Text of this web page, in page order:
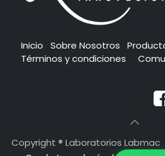
Inicio Sobre Nosotros
Términos y condiciones
Copyright ® Laboratorios Labmac